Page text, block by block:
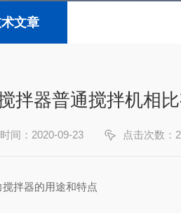
文章
拌器普通搅拌机相
间：2020-09-23 点击次数：
器的用途和特点